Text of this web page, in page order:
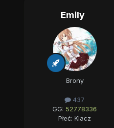
Emily
Brony
437
GG: 52778336
Płeć: Klacz